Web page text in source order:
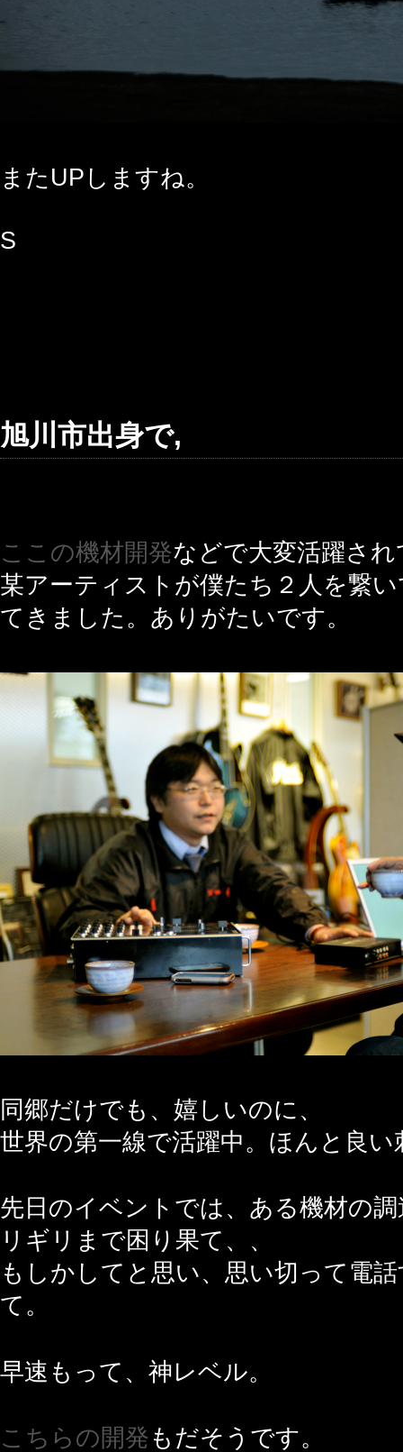
またUPしますね。
S
旭川市出身で,
ここの機材開発などで大変活躍さ
某アーティストが僕たち２人を繋
てきました。ありがたいです。
同郷だけでも、嬉しいのに、
世界の第一線で活躍中。ほんと良
先日のイベントでは、ある機材の
リギリまで困り果て、、
もしかしてと思い、思い切って電
て。
早速もって、神レベル。
こちらの開発 もだそうです。